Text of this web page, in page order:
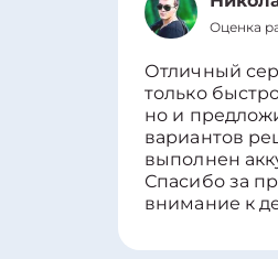
Оценка
Отличный
только
но и
вариантов
выполнен
Спасибо за
внимание к